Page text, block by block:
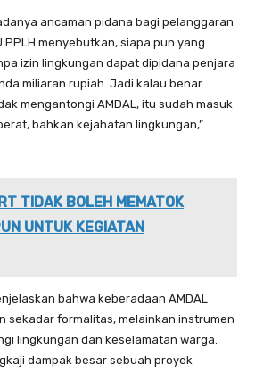
ancaman pidana bagi pelanggaran
PPLH menyebutkan, siapa pun yang
izin lingkungan dapat dipidana penjara
miliaran rupiah. Jadi kalau benar
mengantongi AMDAL, itu sudah masuk
bahkan kejahatan lingkungan,”
TIDAK BOLEH MEMATOK
UNTUK KEGIATAN
bahwa keberadaan AMDAL
sekadar formalitas, melainkan instrumen
lingkungan dan keselamatan warga.
dampak besar sebuah proyek